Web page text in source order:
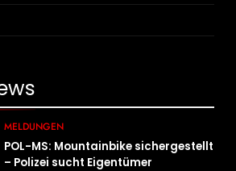
MELDUNGEN
POL-MS: Mountainbike sichergestellt
– Polizei sucht Eigentümer